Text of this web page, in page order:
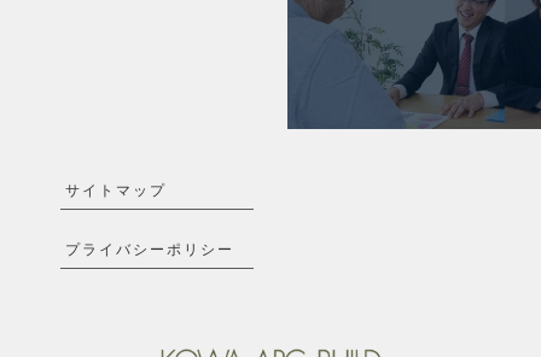
サイトマップ
プライバシーポリシー